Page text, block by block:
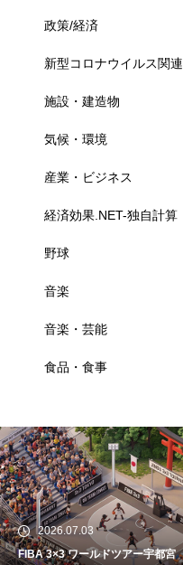
政策/経済
新型コロナウイルス関連
施設・建造物
気候・環境
産業・ビジネス
経済効果.NET-独自計算
野球
音楽
音楽・芸能
食品・食事
2026.07.03
FIBA 3×3 ワールドツアー宇都宮